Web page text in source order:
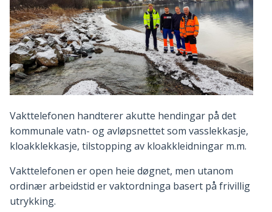
Vakttelefonen handterer akutte hendingar på det
kommunale vatn- og avløpsnettet som vasslekkasje,
kloakklekkasje, tilstopping av kloakkleidningar m.m.
Vakttelefonen er open heie døgnet, men utanom
ordinær arbeidstid er vaktordninga basert på frivillig
utrykking.